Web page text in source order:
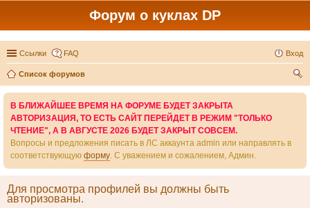
Форум о куклах DP
Ссылки FAQ Вход
Список форумов
В БЛИЖАЙШЕЕ ВРЕМЯ НА ФОРУМЕ БУДЕТ ЗАКРЫТА
АВТОРИЗАЦИЯ, ТО ЕСТЬ САЙТ ПЕРЕЙДЕТ В РЕЖИМ "ТОЛЬКО
ЧТЕНИЕ", А В АВГУСТЕ 2026 БУДЕТ ЗАКРЫТ СОВСЕМ.
Вопросы и предложения писать в ЛС аккаунта admin или направлять в
соответствующую форму. С уважением и сожалением, Админ.
Для просмотра профилей вы должны быть
авторизованы.